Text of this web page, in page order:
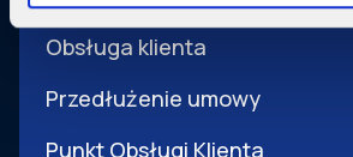
Obsługa klienta
Przedłużenie umowy
Punkt Obsługi Klienta